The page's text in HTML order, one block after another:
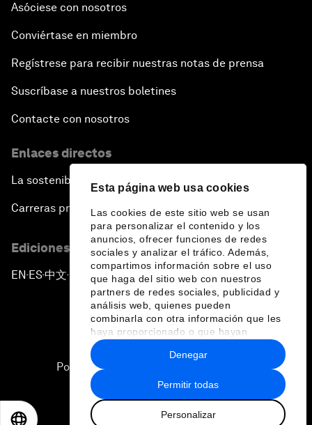
Esta página web usa cookies
Las cookies de este sitio web se usan
para personalizar el contenido y los
anuncios, ofrecer funciones de redes
sociales y analizar el tráfico. Además,
compartimos información sobre el uso
que haga del sitio web con nuestros
partners de redes sociales, publicidad y
análisis web, quienes pueden
combinarla con otra información que les
haya proporcionado o que hayan
recopilado a partir del uso que haya
hecho de sus servicios.
Permitir todas
Personalizar
Denegar
Asóciese con nosotros
Conviértase en miembro
Regístrese para recibir nuestras notas de prensa
Suscríbase a nuestros boletines
Contacte con nosotros
Enlaces directos
La sostenibilidad en el Foro
Carreras profesionales
Ediciones en otros idiomas
EN ▪ ES▪中文▪ 日本語
Política de privacidad y normas de uso
2026 Foro Económico Mundial